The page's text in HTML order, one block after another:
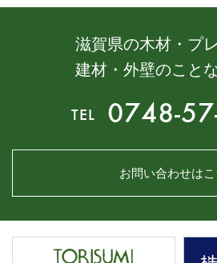
滋賀県の木材・プ
建材・外壁のこと
TEL 0748-
お問い合わせはこ